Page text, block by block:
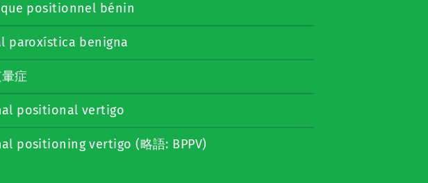
positionnel bénin
paroxística benigna
症
positional vertigo
positioning vertigo (略語: BPPV)